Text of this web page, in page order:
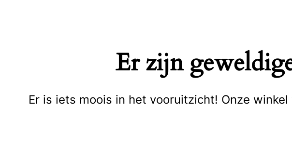
Er zijn
Er is iets moois in het vooruitzicht! Onze